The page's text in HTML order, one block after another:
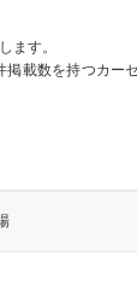
ます。
載数を持つカ